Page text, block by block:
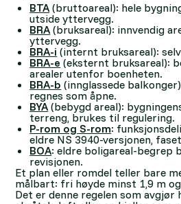
BTA(bruttoareal): hele
utside yttervegg.
BRA(bruksareal): innvendig
yttervegg.
BRA-i (internt bruksareal):
BRA-e (eksternt bruksareal):
arealer utenfor boenheten.
BRA-b (innglassede
regnes som åpne.
BYA(bebygd areal):
terreng, brukes til regulering.
P-rom og S-rom:
eldre NS 3940-versjonen,
BOA: eldre boligareal-begrep
revisjonen.
Et plan eller romdel teller bare
målbart: fri høyde minst 1,9 m
Det er denne regelen som avgjør